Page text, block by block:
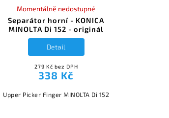
Separátor horní - KONICA
MINOLTA Di 152 - originál
Momentálně nedostupné
279 Kč bez DPH
338 Kč
Detail
Upper Picker Finger MINOLTA Di 152